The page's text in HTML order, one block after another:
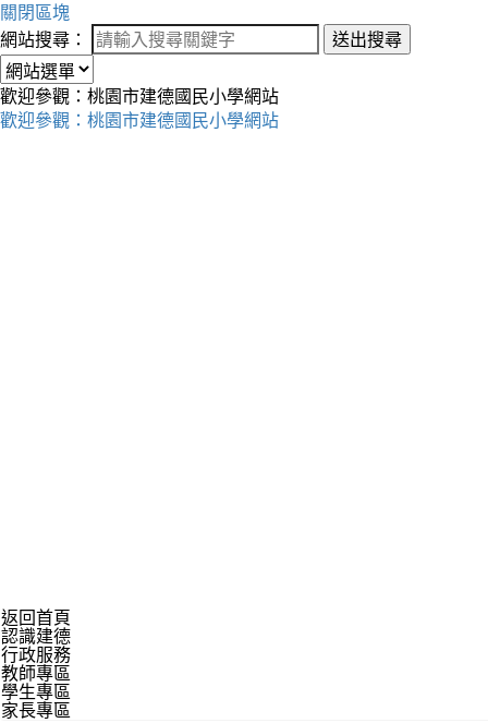
關閉區塊
網站搜尋：
送出搜尋
歡迎參觀：桃園市建德國民小學網站
歡迎參觀：桃園市建德國民小學網站
返回首頁
認識建德
行政服務
教師專區
學生專區
家長專區